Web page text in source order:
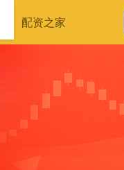
配资之家